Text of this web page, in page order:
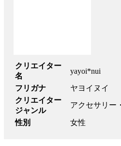
クリエイター
名
yayoi*nui
フリガナ
ヤヨイヌイ
クリエイター
ジャンル
アクセサリー
性別 女性